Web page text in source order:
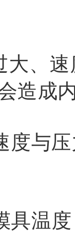
大、
造成
度与
具温